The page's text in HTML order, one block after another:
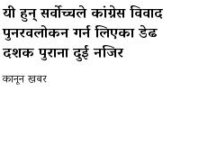
यी हुन् सर्वोच्चले कांग्रेस विवाद
पुनरवलोकन गर्न लिएका डेढ
दशक पुराना दुई नजिर
कानून खबर